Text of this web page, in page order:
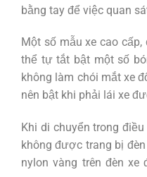
bằng tay để việc quan
Một số mẫu xe cao
thể tự tắt bật một số
không làm chói mắt xe
nên bật khi phải lái xe
Khi di chuyển trong
không được trang bị
nylon vàng trên đèn xe